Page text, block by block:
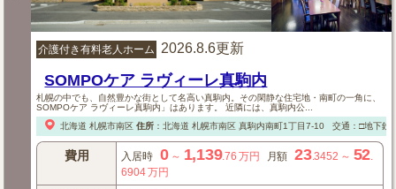
介護付き有料老人ホーム 2026.8.6更新
SOMPOケア ラヴィーレ真駒内
札幌の中でも、自然豊かな街として名高い真駒内。その閑静な住宅地・南町の一角に、
SOMPOケア ラヴィーレ真駒内」はあります。 近隣には、真駒内公...
北海道 札幌市南区 住所： 北海道 札幌市南区真駒内南町1丁目7-10 交通：□地下鉄
費用 入居時 0～ 1,139.76 万円 月額 23.3452 ～ 52.
6904万円